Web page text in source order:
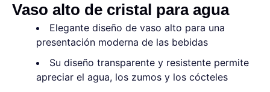
Vaso alto de cristal para agua
Elegante diseño de vaso alto para una
presentación moderna de las bebidas
Su diseño transparente y resistente permite
apreciar el agua, los zumos y los cócteles